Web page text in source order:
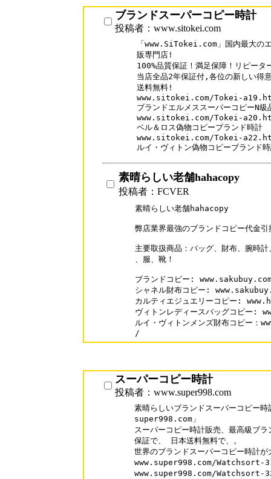
ブランドスーパーコピー時計
投稿者：www.sitokei.com
「www.SiTokei.com」国内最大の
販専門店!
100%品質保証！満足保障！リピー
当店全品2年保証付,各位の新しい得
送料無料!
www.sitokei.com/Tokei-
ブランドエルメススーパーコピーN級
www.sitokei.com/Tokei-
ベル＆ロス偽物コピーブランド時計
www.sitokei.com/Tokei-
素晴らしい老舗hahacopy
投稿者：FCVER
素晴らしい老舗hahacopy
弊店業界最強のブランドコピー代金
主要取扱商品：バッグ、財布、腕時
、服、靴！
ブランドコピー:
シャネル財布コピー:
カルティエジュエリーコピー:
ヴィトンレディースバッグコピ
ルイ・ヴィトンメンズ財布コピー
/
スーパーコピー時計
投稿者：www.super998.com
素晴らしいブランドスーパーコピー
super998.com」
スーパーコピー時計販売、最高級ブ
保証で、 日本送料無料で、。
世界のブランドスーパーコピー時計
www.super998.com/Watchsort-
www.super998.com/Watchsort-